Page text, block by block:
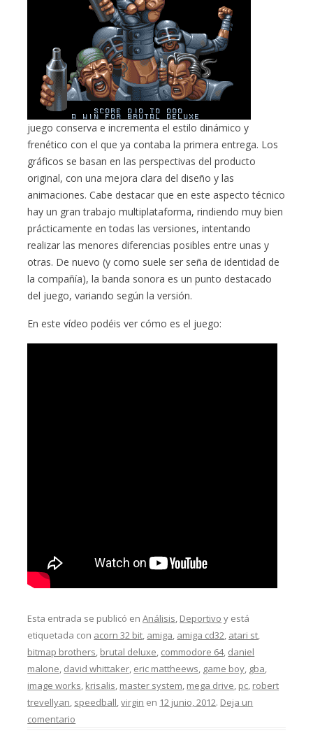
juego conserva e incrementa el estilo dinámico y
frenético con el que ya contaba la primera entrega. Los
gráficos se basan en las perspectivas del producto
original, con una mejora clara del diseño y las
animaciones. Cabe destacar que en este aspecto técnico
hay un gran trabajo multiplataforma, rindiendo muy bien
prácticamente en todas las versiones, intentando
realizar las menores diferencias posibles entre unas y
otras. De nuevo (y como suele ser seña de identidad de
la compañía), la banda sonora es un punto destacado
del juego, variando según la versión.
En este vídeo podéis ver cómo es el juego:
Esta entrada se publicó enAnálisis, Deportivo y está
etiquetada con acorn 32 bit, amiga, amiga cd32, atari st,
bitmap brothers, brutal deluxe, commodore 64, daniel
malone, david whittaker, eric mattheews, game boy, gba,
image works, krisalis, master system, mega drive, pc, robert
trevellyan, speedball,virgin en 12 junio, 2012. Deja un
comentario